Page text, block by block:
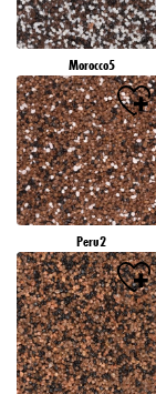
Morocco5
Peru2